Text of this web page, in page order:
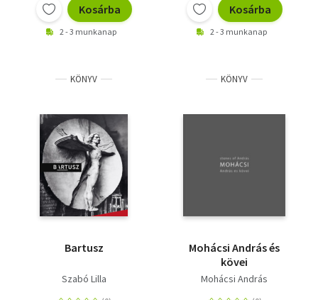
Kosárba
2 - 3 munkanap
Kosárba
2 - 3 munkanap
KÖNYV
Bartusz
Szabó Lilla
KÖNYV
Mohácsi András és
kövei
Mohácsi András